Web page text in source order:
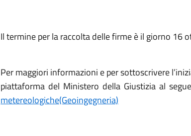
Il termine per la raccolta delle firme è il giorno 16
Per maggiori informazioni e per sottoscrivere
piattaforma del Ministero della Giustizia al
metereologiche(Geoingegneria)